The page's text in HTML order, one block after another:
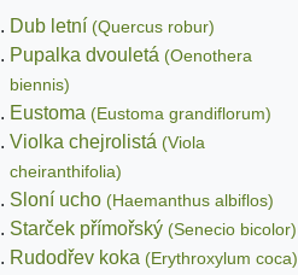
Dub letní (Quercus robur)
Pupalka dvouletá (Oenothera
biennis)
Eustoma (Eustoma grandiflorum)
Violka chejrolistá (Viola
cheiranthifolia)
Sloní ucho (Haemanthus albiflos)
Starček přímořský (Senecio bicolor)
Rudodřev koka (Erythroxylum coca)